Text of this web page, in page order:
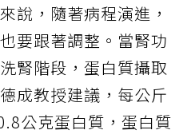
說，隨著病程演進，
要跟著調整。當腎功
腎階段，蛋白質攝取
成教授建議，每公斤
公克蛋白質，蛋白質